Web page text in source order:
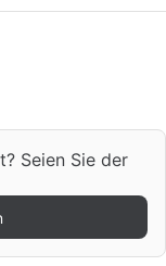
Seien Sie der